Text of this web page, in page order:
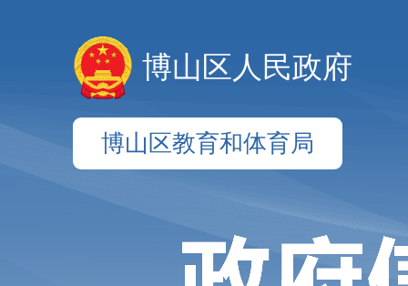
博山区人民政府
博山区教育和体育局